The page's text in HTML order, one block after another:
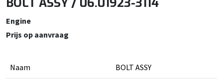
Engine
Prijs op aanvraag
Naam BOLT ASSY